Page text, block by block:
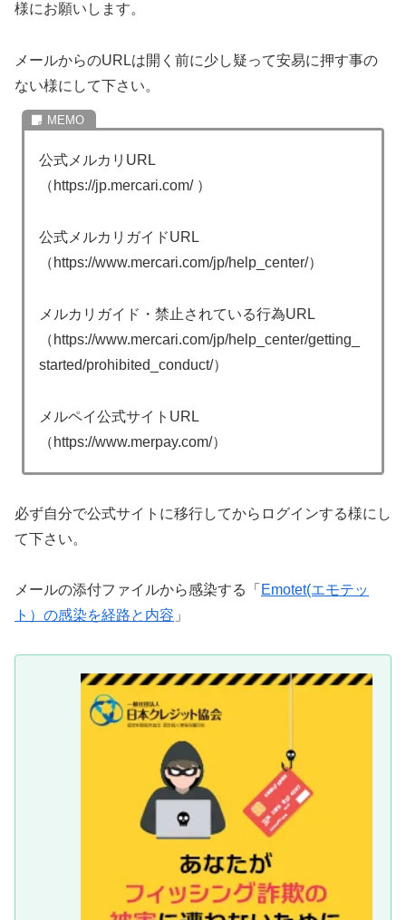
様にお願いします。
メールからのURLは開く前に少し疑って安易に押す事の
ない様にして下さい。
公式メルカリURL
（https://jp.mercari.com/ ）
公式メルカリガイドURL
（https://www.mercari.com/jp/help_center/）
メルカリガイド・禁止されている行為URL
（https://www.mercari.com/jp/help_center/getting_
started/prohibited_conduct/）
メルペイ公式サイトURL
（https://www.merpay.com/）
必ず自分で公式サイトに移行してからログインする様にし
て下さい。
メールの添付ファイルから感染する「 Emotet(エモテッ
ト）の感染を経路と内容 」